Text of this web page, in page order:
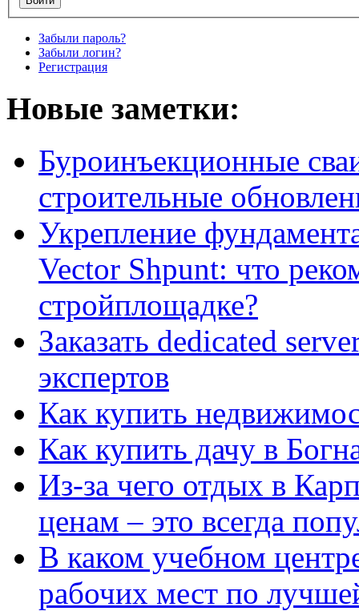
Забыли пароль?
Забыли логин?
Регистрация
Новые заметки:
Буроинъекционные
строительные
Укрепление
Vector Shpunt: что
стройплощадке?
Заказать dedicated
экспертов
Как купить
Как купить дачу в
Из-за чего отдых в
ценам – это всегда
В каком учебном
рабочих мест по